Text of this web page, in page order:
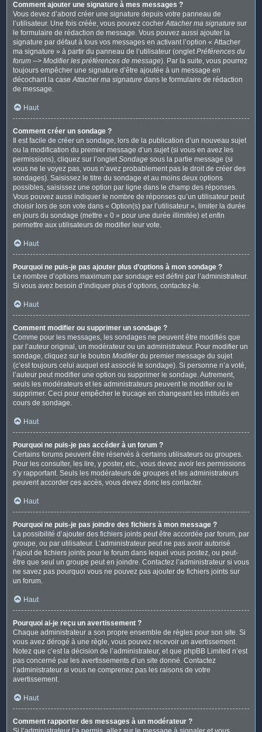
Comment ajouter une signature à mes messages ?
Vous devez d’abord créer une signature depuis votre panneau de
l’utilisateur. Une fois créée, vous pouvez cocherAttacher ma signature sur
le formulaire de rédaction de message. Vous pouvez aussi ajouter la
signature par défaut à tous vos messages en activant l’option « Attacher
ma signature » à partir du panneau de l’utilisateur (ongletPréférences du
forum --> Modifier les préférences de message). Par la suite, vous pourrez
toujours empêcher une signature d’être ajoutée à un message en
décochant la caseAttacher ma signature dans le formulaire de rédaction
de message.
Haut
Comment créer un sondage ?
Il est facile de créer un sondage, lors de la publication d’un nouveau sujet
ou la modification du premier message d’un sujet (si vous en avez les
permissions), cliquez sur l’ongletSondage sous la partie message (si
vous ne le voyez pas, vous n’avez probablement pas le droit de créer des
sondages). Saisissez le titre du sondage et au moins deux options
possibles, saisissez une option par ligne dans le champ des réponses.
Vous pouvez aussi indiquer le nombre de réponses qu’un utilisateur peut
choisir lors de son vote dans « Option(s) par l’utilisateur », limiter la durée
en jours du sondage (mettre « 0 » pour une durée illimitée) et enfin
permettre aux utilisateurs de modifier leur vote.
Haut
Pourquoi ne puis-je pas ajouter plus d’options à mon sondage ?
Le nombre d’options maximum par sondage est défini par l’administrateur.
Si vous avez besoin d’indiquer plus d’options, contactez-le.
Haut
Comment modifier ou supprimer un sondage ?
Comme pour les messages, les sondages ne peuvent être modifiés que
par l’auteur original, un modérateur ou un administrateur. Pour modifier un
sondage, cliquez sur le bouton Modifierdu premier message du sujet
(c’est toujours celui auquel est associé le sondage). Si personne n’a voté,
l’auteur peut modifier une option ou supprimer le sondage. Autrement,
seuls les modérateurs et les administrateurs peuvent le modifier ou le
supprimer. Ceci pour empêcher le trucage en changeant les intitulés en
cours de sondage.
Haut
Pourquoi ne puis-je pas accéder à un forum ?
Certains forums peuvent être réservés à certains utilisateurs ou groupes.
Pour les consulter, les lire, y poster, etc., vous devez avoir les permissions
s’y rapportant. Seuls les modérateurs de groupes et les administrateurs
peuvent accorder ces accès, vous devez donc les contacter.
Haut
Pourquoi ne puis-je pas joindre des fichiers à mon message ?
La possibilité d’ajouter des fichiers joints peut être accordée par forum, par
groupe, ou par utilisateur. L’administrateur peut ne pas avoir autorisé
l’ajout de fichiers joints pour le forum dans lequel vous postez, ou peut-
être que seul un groupe peut en joindre. Contactez l’administrateur si vous
ne savez pas pourquoi vous ne pouvez pas ajouter de fichiers joints sur
un forum.
Haut
Pourquoi ai-je reçu un avertissement ?
Chaque administrateur a son propre ensemble de règles pour son site. Si
vous avez dérogé à une règle, vous pouvez recevoir un avertissement.
Notez que c’est la décision de l’administrateur, et que phpBB Limited n’est
pas concerné par les avertissements d’un site donné. Contactez
l’administrateur si vous ne comprenez pas les raisons de votre
avertissement.
Haut
Comment rapporter des messages à un modérateur ?